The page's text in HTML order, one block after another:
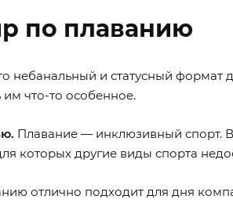
по плаванию
небанальный и статусный формат
что-то особенное.
Плавание — инклюзивный спорт.
которых другие виды спорта
отлично подходит для дня